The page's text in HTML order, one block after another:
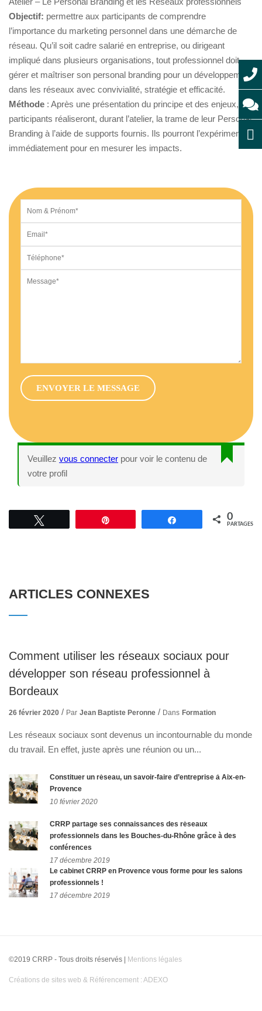
Objectif: permettre aux participants de comprendre
l’importance du marketing personnel dans une démarche de
réseau. Qu’il soit cadre salarié en entreprise, ou dirigeant
impliqué dans plusieurs organisations, tout professionnel doit
gérer et maîtriser son personal branding pour un développement
dans les réseaux avec convivialité, stratégie et efficacité.
Méthode : Après une présentation du principe et des enjeux, les
participants réaliseront, durant l’atelier, la trame de leur Personal
Branding à l’aide de supports fournis. Ils pourront l’expérimenter
immédiatement pour en mesurer les impacts.
Veuillez vous connecter pour voir le contenu de
votre profil
Partagez 0
PARTAGES
ARTICLES CONNEXES
Comment utiliser les réseaux sociaux pour
développer son réseau professionnel à
Bordeaux
26 février 2020 Par Jean Baptiste Peronne Dans Formation
Les réseaux sociaux sont devenus un incontournable du monde
du travail. En effet, juste après une réunion ou un...
Constituer un réseau, un savoir-faire d’entreprise à Aix-en-
Provence
10 février 2020
CRRP partage ses connaissances des réseaux
professionnels dans les Bouches-du-Rhône grâce à des
conférences
17 décembre 2019
Le cabinet CRRP en Provence vous forme pour les salons
professionnels !
17 décembre 2019
©2019 CRRP - Tous droits réservés | Mentions légales
Créations de sites web & Référencement : ADEXO